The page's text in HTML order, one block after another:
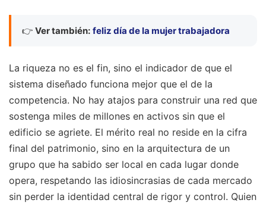
👉 Ver también: feliz día de la mujer trabajadora
La riqueza no es el fin, sino el indicador de que el
sistema diseñado funciona mejor que el de la
competencia. No hay atajos para construir una red que
sostenga miles de millones en activos sin que el
edificio se agriete. El mérito real no reside en la cifra
final del patrimonio, sino en la arquitectura de un
grupo que ha sabido ser local en cada lugar donde
opera, respetando las idiosincrasias de cada mercado
sin perder la identidad central de rigor y control. Quien